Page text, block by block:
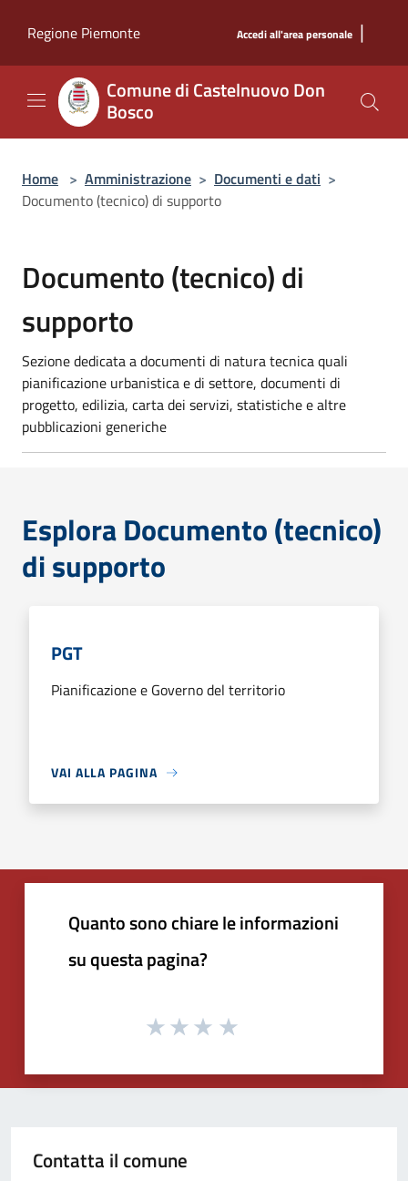
Regione Piemonte
Accedi all'area personale |
Comune di Castelnuovo Don
Bosco
Home > Amministrazione > Documenti e dati >
Documento (tecnico) di supporto
Documento (tecnico) di
supporto
Sezione dedicata a documenti di natura tecnica quali
pianificazione urbanistica e di settore, documenti di
progetto, edilizia, carta dei servizi, statistiche e altre
pubblicazioni generiche
Esplora Documento (tecnico)
di supporto
PGT
Pianificazione e Governo del territorio
VAI ALLA PAGINA
Quanto sono chiare le informazioni
su questa pagina?
Contatta il comune